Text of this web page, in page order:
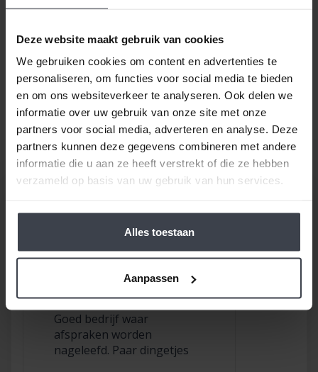
Deze website maakt gebruik van cookies
We gebruiken cookies om content en advertenties te
personaliseren, om functies voor social media te bieden
en om ons websiteverkeer te analyseren. Ook delen we
informatie over uw gebruik van onze site met onze
partners voor social media, adverteren en analyse. Deze
partners kunnen deze gegevens combineren met andere
informatie die u aan ze heeft verstrekt of die ze hebben
verzameld op basis van uw gebruik van hun services.
Alles toestaan
Aanpassen
houden wij ons aan de gemaakte prijsafspraak vanaf
prijsverhogingen van concurrenten, materialen
of aannemers
. Op zoek naar nóg meer gemak voor
een goede prijs, laat dan je stucwerk, pleisterwerk of
spuitwerk voordelig op maat inmeten en realiseren.
Gewoon bij u thuis, voor een echte Slegers
Spuitwerken prijs.
9.8 / 10 116 reviews
9/10 Rob
Goed bedrijf waar
afspraken worden
nageleefd. Paar dingetjes